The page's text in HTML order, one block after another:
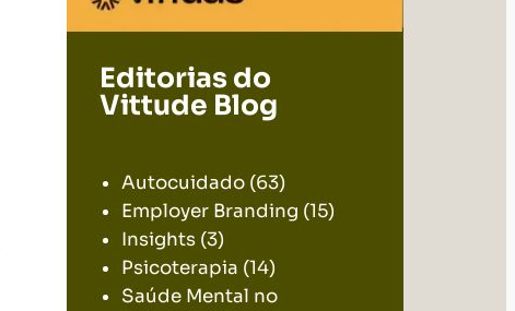
Editorias do
Vittude Blog
Autocuidado (63)
Employer Branding (15)
Insights (3)
Psicoterapia (14)
Saúde Mental no